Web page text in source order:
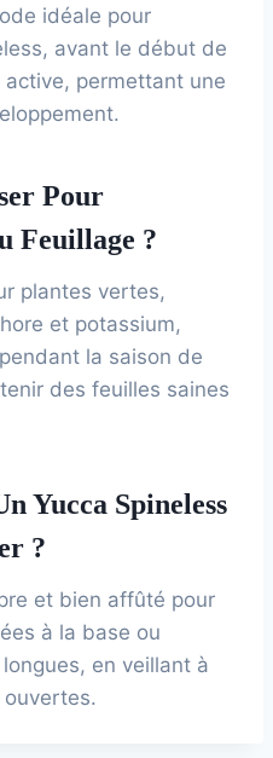
idéale pour
avant le début de
permettant une
Pour
Feuillage ?
plantes vertes,
et potassium,
la saison de
des feuilles saines
Yucca Spineless
?
et bien affûté pour
à la base ou
en veillant à